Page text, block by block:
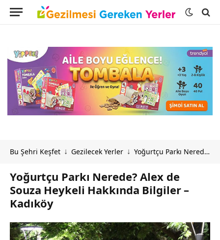
Bu Şehri Keşfet ↓ Gezilecek Yerler ↓ Yoğurtçu Parkı Nerede? Alex de Souza Heykeli Hakkında Bilgiler – Kadıköy
Yoğurtçu Parkı Nerede? Alex de
Souza Heykeli Hakkında Bilgiler –
Kadıköy